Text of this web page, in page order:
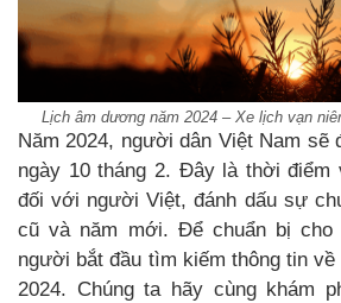
Lịch âm dương năm 2024 – Xe lịch vạn
Năm 2024, người dân Việt Nam sẽ
ngày 10 tháng 2. Đây là thời điểm
đối với người Việt, đánh dấu sự
cũ và năm mới. Để chuẩn bị cho
người bắt đầu tìm kiếm thông tin
2024. Chúng ta hãy cùng khám